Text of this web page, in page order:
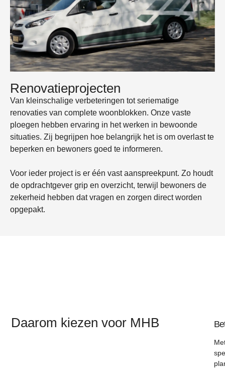
Renovatieprojecten
Van kleinschalige verbeteringen tot seriematige
renovaties van complete woonblokken. Onze vaste
ploegen hebben ervaring in het werken in bewoonde
situaties. Zij begrijpen hoe belangrijk het is om overlast te
beperken en bewoners goed te informeren.
Voor ieder project is er één vast aanspreekpunt. Zo houdt
de opdrachtgever grip en overzicht, terwijl bewoners de
zekerheid hebben dat vragen en zorgen direct worden
opgepakt.
Daarom kiezen voor MHB